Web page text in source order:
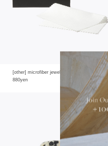
[other] microfiber jewelry cloth other goods
880yen